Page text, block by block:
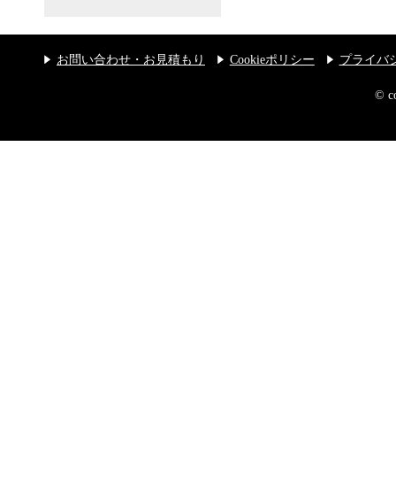
お問い合わせ・お見積もり Cookieポリシー プライバ
©